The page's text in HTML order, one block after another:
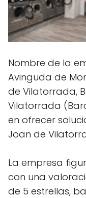
Nombre de la
Avinguda de
de Vilatorrada,
Vilatorrada
en ofrecer
Joan de
La empresa
con una
de 5 estrellas,